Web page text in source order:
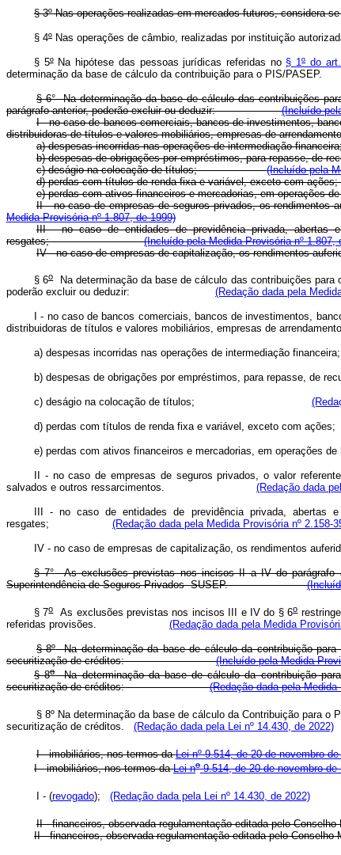
§ 3º Nas operações realizadas em mercados futuros, considera-
§ 4º Nas operações de câmbio, realizadas por instituição
§ 5ºNa hipótese das pessoas jurídicas referidas no § 1ºdo
determinação da base de cálculo da contribuição para o PIS/PASEP.
§ 6°Na determinação da base de cálculo das contribuições
parágrafo anterior, poderão excluir ou deduzir:(Incluído
I - no caso de bancos comerciais, bancos de investimentos,
distribuidoras de títulos e valores mobiliários, empresas de
a) despesas incorridas nas operações de
b) despesas de obrigações por empréstimos, para
c) deságio na colocação de títulos;(Incluído pela
d) perdas com títulos de renda fixa e variável,
e) perdas com ativos financeiros e mercadorias, em operações
II - no caso de empresas de seguros privados, os
Medida Provisória nº 1.807, de 1999)
III - no caso de entidades de previdência privada, abertas
resgates;(Incluído pela Medida Provisória nº 1.807,
IV - no caso de empresas de capitalização, os
§ 6oNa determinação da base de cálculo das contribuições
poderão excluir ou deduzir: (Redação dada pela
I - no caso de bancos comerciais, bancos de investimentos,
distribuidoras de títulos e valores mobiliários, empresas de
a) despesas incorridas nas operações de
b) despesas de obrigações por empréstimos, para
c) deságio na colocação de títulos;
d) perdas com títulos de renda fixa e variável,
e) perdas com ativos financeiros e mercadorias, em operações de
II - no caso de empresas de seguros privados, o valor
salvados e outros ressarcimentos. (Redação dada
III - no caso de entidades de previdência privada, abertas
resgates; (Redação dada pela Medida Provisória nº 2.158-
IV - no caso de empresas de capitalização, os
§ 7°As exclusões previstas nos incisos II a IV do parágrafo
Superintendência de Seguros Privados -SUSEP.
§ 7oAs exclusões previstas nos incisos III e IV do § 6o
referidas provisões. (Redação dada pela Medida
§ 8ºNa determinação da base de cálculo da contribuição
securitização de créditos:(Incluído pela Medida
§ 8oNa determinação da base de cálculo da contribuição
securitização de créditos:(Redação dada pela
§ 8º Na determinação da base de cálculo da Contribuição para
securitização de créditos. (Redação dada pela Lei nº 14.430, de 2022)
I - imobiliários, nos termos daLei nº 9.514, de 20 de novembro de
I - imobiliários, nos termos daLei no9.514, de 20 de novembro de
I - (revogado); (Redação dada pela Lei nº 14.430, de 2022)
II - financeiros, observada regulamentação editada
II - financeiros, observada regulamentação editada